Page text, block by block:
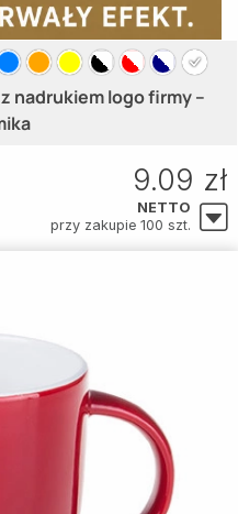
nadrukiem logo firmy –
9.09 zł
NETTO
przy zakupie 100 szt.